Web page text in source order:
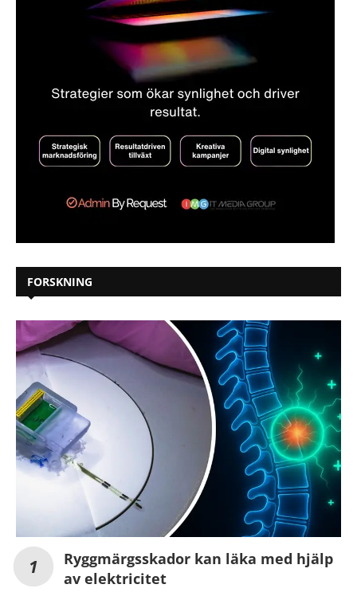
FORSKNING
Ryggmärgsskador kan läka med hjälp
av elektricitet